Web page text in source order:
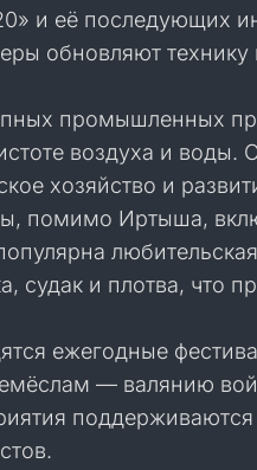
и её последующих
обновляют технику
промышленных
воздуха и воды.
хозяйство и
помимо Иртыша,
судак и плотва, что
ежегодные
— валянию